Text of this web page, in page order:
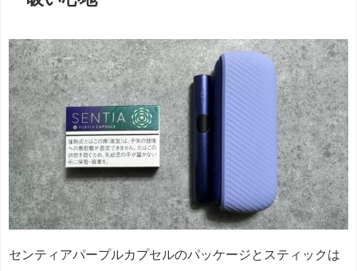
センティアパープルカプセルのパッケージとスティックは